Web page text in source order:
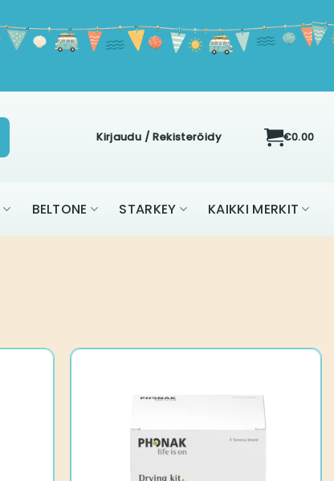
Kirjaudu / Rekisteröidy €0.00
BELTONE STARKEY KAIKKI MERKIT